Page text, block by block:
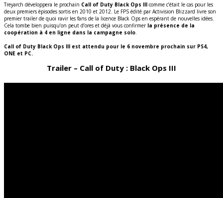
Treyarch développera le prochain Call of Duty Black Ops III comme c’était le cas pour les
deux premiers épisodes sortis en 2010 et 2012. Le FPS édité par Activision Blizzard livre son
premier trailer de quoi ravir les fans de la licence Black Ops en espérant de nouvelles idées.
Cela tombe bien puisqu’on peut d’ores et déjà vous confirmer la présence de la
coopération à 4 en ligne dans la campagne solo.
Call of Duty Black Ops III est attendu pour le 6 novembre prochain sur PS4,
ONE et PC.
Trailer – Call of Duty : Black Ops III